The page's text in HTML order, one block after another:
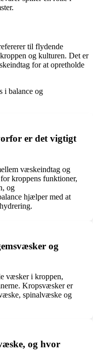
til flydende
og kulturen. Det er
for at opretholde
i balance og
er det vigtigt
væskeindtag og
kroppens funktioner,
og
hjælper med at
og
væsker i kroppen,
Kropsvæsker er
spinalvæske og
og hvor